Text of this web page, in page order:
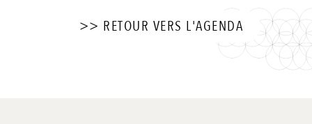
>> RETOUR VERS L'AGENDA